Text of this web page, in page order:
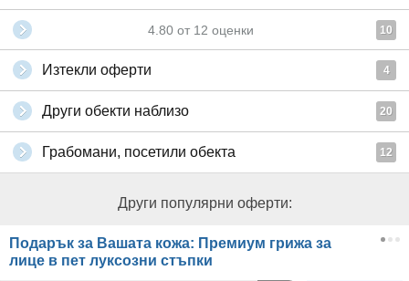
4.80 от 12 оценки 10
Изтекли оферти 4
Други обекти наблизо 20
Грабомани, посетили обекта 12
Други популярни оферти:
Подарък за Вашата кожа: Премиум грижа за
лице в пет луксозни стъпки